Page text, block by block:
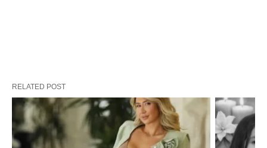
RELATED POST